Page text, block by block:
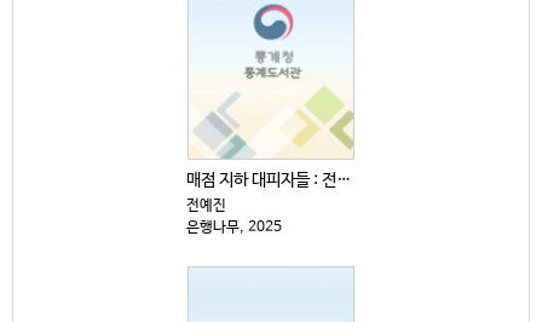
매점 지하 대피자들 : 전예진 장편소설
전예진
은행나무, 2025